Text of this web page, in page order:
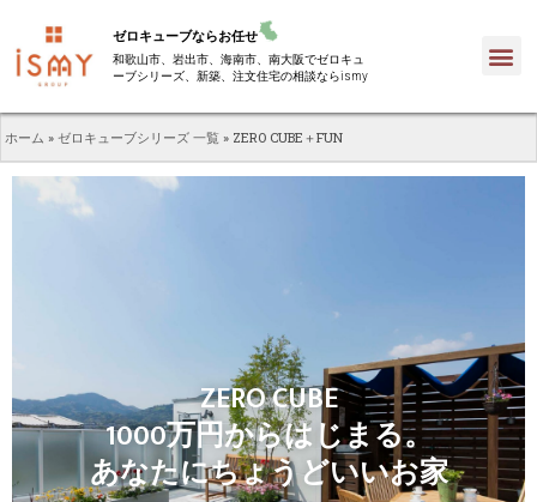
ゼロキューブならお任せ
和歌山市、岩出市、海南市、南大阪でゼロキュ
ーブシリーズ、新築、注文住宅の相談ならismy
ホーム » ゼロキューブシリーズ 一覧 » ZERO CUBE＋FUN
ZERO CUBE
1000万円からはじまる。
あなたにちょうどいいお家